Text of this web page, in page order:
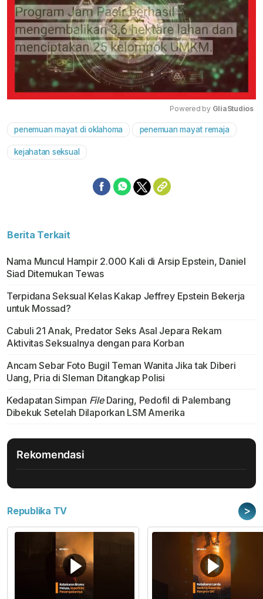
Mute
Powered by GliaStudios
penemuan mayat di oklahoma penemuan mayat remaja
kejahatan seksual
Berita Terkait
Nama Muncul Hampir 2.000 Kali di Arsip Epstein, Daniel
Siad Ditemukan Tewas
Terpidana Seksual Kelas Kakap Jeffrey Epstein Bekerja
untuk Mossad?
Cabuli 21 Anak, Predator Seks Asal Jepara Rekam
Aktivitas Seksualnya dengan para Korban
Ancam Sebar Foto Bugil Teman Wanita Jika tak Diberi
Uang, Pria di Sleman Ditangkap Polisi
Kedapatan Simpan FileDaring, Pedofil di Palembang
Dibekuk Setelah Dilaporkan LSM Amerika
Rekomendasi
Republika TV >